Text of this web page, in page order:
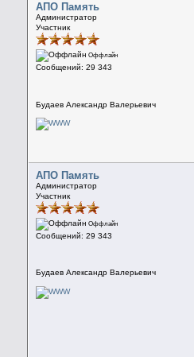
АПО Память
Администратор
Участник
Оффлайн
Сообщений: 29 343
Будаев Александр Валерьевич
АПО Память
Администратор
Участник
Оффлайн
Сообщений: 29 343
Будаев Александр Валерьевич